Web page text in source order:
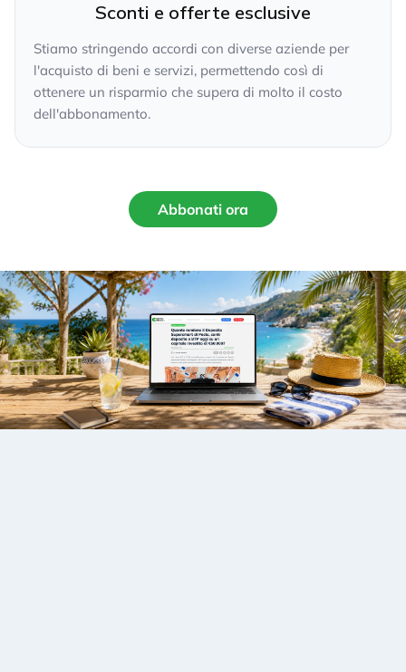
Sconti e offerte esclusive
Stiamo stringendo accordi con diverse aziende per
l'acquisto di beni e servizi, permettendo così di
ottenere un risparmio che supera di molto il costo
dell'abbonamento.
Abbonati ora